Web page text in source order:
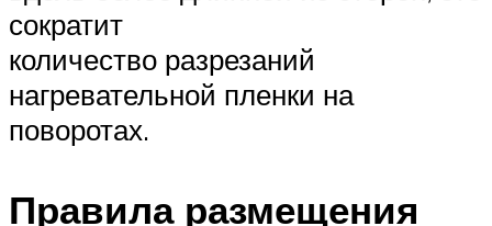
сократит
количество разрезаний
нагревательной пленки на
поворотах.
Правила размещения